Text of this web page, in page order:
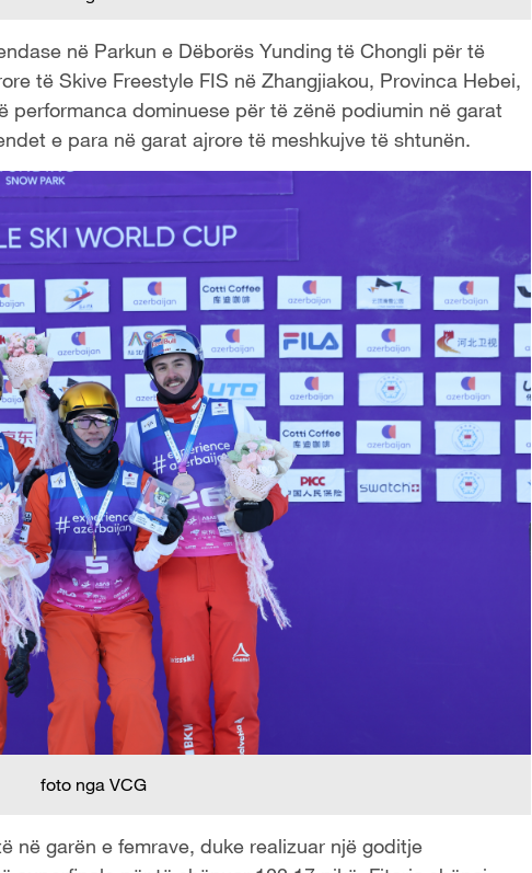
në Parkun e Dëborës Yunding të Chongli për të
të Skive Freestyle FIS në Zhangjiakou, Provinca Hebei,
performanca dominuese për të zënë podiumin në garat
e para në garat ajrore të meshkujve të shtunën.
foto nga VCG
në garën e femrave, duke realizuar një goditje